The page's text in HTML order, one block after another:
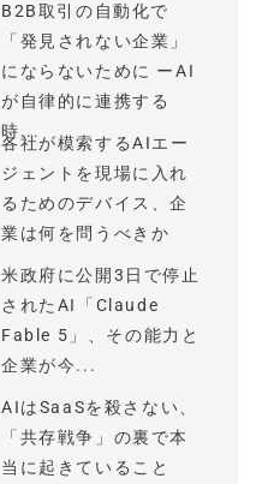
B2B取引の自動化で
「発見されない企業」
にならないために ーAI
が自律的に連携する
時...
各社が模索するAIエー
ジェントを現場に入れ
るためのデバイス、企
業は何を問うべきか
米政府に公開3日で停止
されたAI「Claude
Fable 5」、その能力と
企業が今...
AIはSaaSを殺さない、
「共存戦争」の裏で本
当に起きていること